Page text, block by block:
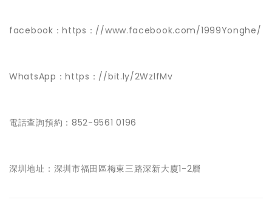
facebook：https：//www.facebook.com/1999Yonghe/
WhatsApp：https：//bit.ly/2WzlfMv
電話查詢預約：852-9561 0196
深圳地址：深圳市福田區梅東三路深新大廈1-2層